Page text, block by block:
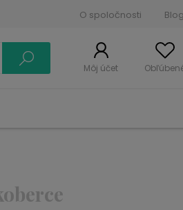
O spoločnosti Blog
Môj účet